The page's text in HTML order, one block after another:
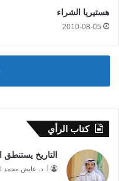
هستيريا الشراء
2010-08-05
كتاب الرأي
التاريخ يستنطق
أ. د. عايض محمد